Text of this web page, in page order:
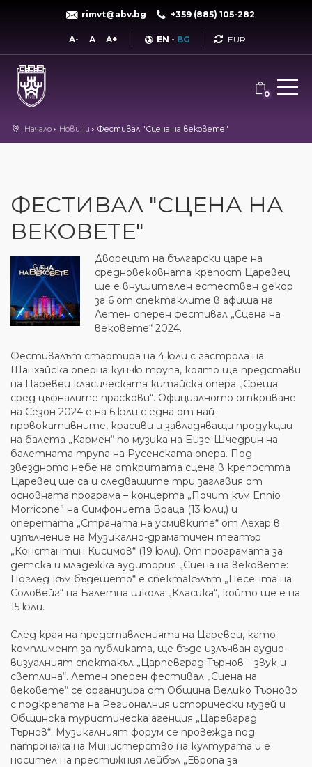
rimvt@abv.bg +359 (885) 105-282
A- A A+ EN - BG Currency
0
Начало Новини Фестивал "Сцена на вековете"
ФЕСТИВАЛ "СЦЕНА НА
ВЕКОВЕТЕ"
Дворецът на български царе на
средновековната крепост Царевец
ще е внушителен естествен декор
за 6 от спектаклите в афиша на
Летен оперен фестивал „Сцена на
вековете“ 2024.
Фестивалът стартира на 4 юли с гастрола на
Шанхайска оперна кунчю трупа, която ще представи
на Царевец класическата китайска опера „Среща
сред цъфналите праскови“. Официалното откриване
на Сезон 2024 е на 6 юли с една от най-
провокативните, красиви и завладяващи продукции
на балета „Кармен“ по музика на Бизе-Шчедрин на
балетната трупа на Русенската опера. Под
звездното небе на откритата сцена в крепостта
Царевец ще са и следващите три заглавия от
основната програма – концерта „Почит към Ennio
Morricone” на Симфониета Враца (13 юли,) и
оперетата „Страната на усмивките“ от Лехар в
изпълнение на Музикално-драматичен театър
„Константин Кисимов“ (19 юли). От програмата за
детска и младежка аудитория „Сцена на вековете:
Поглед към бъдещето“ е спектакълът „Песента на
Соловейг“ на Балетна школа „Класика“, който ще е на
15 юли.
След края на представленията на Царевец, като
комплимент за публиката, ще бъде излъчван аудио-
визуалният спектакъл „Царпевград Търнов – звук и
светлина“. Летен оперен фестивал „Сцена на
вековете“ се организира от Община Велико Търново
с подкрепата на Регионалния исторически музей и
Общинска туристическа агенция „Царевград
Търнов“. Музикалният форум се провежда под
патронажа на Министерство на културата и е
носител на престижния лейбъл „Европа за